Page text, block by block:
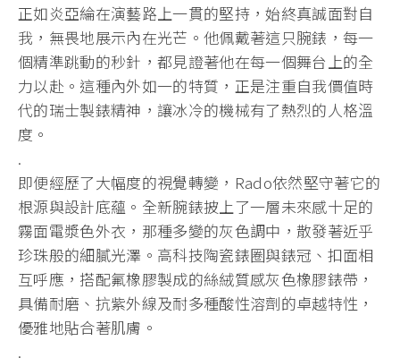
正如炎亞綸在演藝路上一貫的堅持，始終真誠面對自
我，無畏地展示內在光芒。他佩戴著這只腕錶，每一
個精準跳動的秒針，都見證著他在每一個舞台上的全
力以赴。這種內外如一的特質，正是注重自我價值時
代的瑞士製錶精神，讓冰冷的機械有了熱烈的人格溫
度。
.
即便經歷了大幅度的視覺轉變，Rado依然堅守著它的
根源與設計底蘊。全新腕錶披上了一層未來感十足的
霧面電漿色外衣，那種多變的灰色調中，散發著近乎
珍珠般的細膩光澤。高科技陶瓷錶圈與錶冠、扣面相
互呼應，搭配氟橡膠製成的絲絨質感灰色橡膠錶帶，
具備耐磨、抗紫外線及耐多種酸性溶劑的卓越特性，
優雅地貼合著肌膚。
.